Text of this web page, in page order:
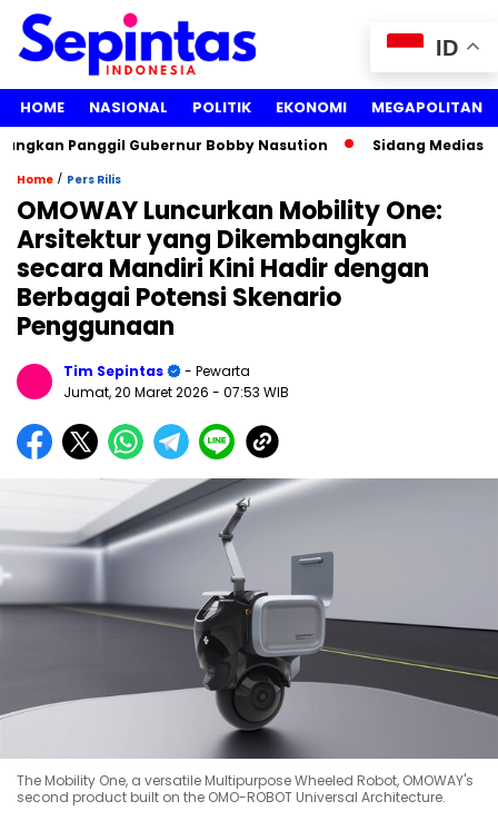
HOME NASIONAL POLITIK EKONOMI MEGAPOLITAN
Panggil Gubernur Bobby Nasution Sidang Mediasi
Home / Pers Rilis
OMOWAY Luncurkan Mobility One:
Arsitektur yang Dikembangkan
secara Mandiri Kini Hadir dengan
Berbagai Potensi Skenario
Penggunaan
Tim Sepintas
- Pewarta
Jumat, 20 Maret 2026 - 07:53 WIB
The Mobility One, a versatile Multipurpose Wheeled Robot, OMOWAY's
second product built on the OMO-ROBOT Universal Architecture.
ID